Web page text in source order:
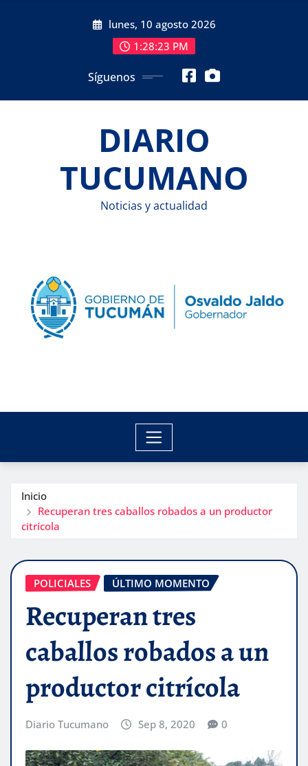
lunes, 10 agosto 2026
1:28:24 PM
Síguenos
DIARIO
TUCUMANO
Noticias y actualidad
Inicio
Recuperan tres caballos robados a un productor
citrícola
POLICIALES ÚLTIMO MOMENTO
Recuperan tres
caballos robados a un
productor citrícola
Diario Tucumano Sep 8, 2020 0